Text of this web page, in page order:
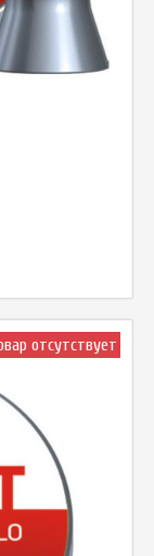
отсутствует